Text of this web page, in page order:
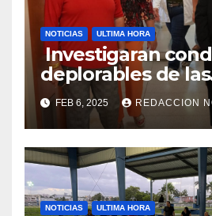
NOTICIAS ULTIMA HORA
Investigaran
deplorables de las
facilidades el
de la Salud en
FEB 6, 2025 REDACCION
NOTICIAS ULTIMA HORA